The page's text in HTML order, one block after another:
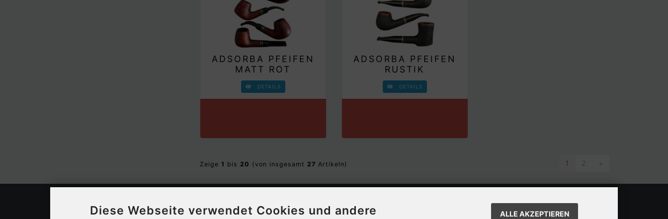
ADSORBA PFEIFEN
MATT ROT
DETAILS
ADSORBA PFEIFEN
RUSTIK
DETAILS
Zeige 1 bis 20 (von insgesamt 27 Artikeln) 1 2 »
Mehr über... Informationen
Diese Webseite verwendet Cookies und andere
ALLE AKZEPTIEREN